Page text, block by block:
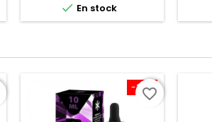
 En stock
-25%
favorite_border